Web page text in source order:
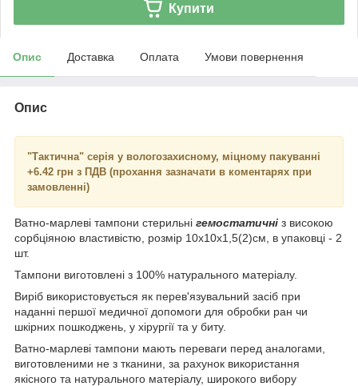
Купити
Опис Доставка Оплата Умови повернення
Опис
"Тактична" серія у вологозахисному, міцному пакуванні
+6.42 грн з ПДВ (прохання зазначати в коментарях при
замовленні)
Ватно-марлеві тампони стерильні гемостатичні з високою
сорбціяною властивістю, розмір 10х10х1,5(2)см, в упаковці - 2
шт.
Тампони виготовлені з 100% натурального матеріалу.
Виріб використовується як перев'язувальний засіб при
наданні першої медичної допомоги для обробки ран чи
шкірних пошкоджень, у хірургії та у биту.
Ватно-марлеві тампони мають переваги перед аналогами,
виготовленими не з тканини, за рахунок використання
якісного та натурального матеріалу, широкого вибору